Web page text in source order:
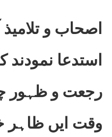
اصحاب و
استدعا نمودند
رجعت و ظہور
وقت ایں ظاہر